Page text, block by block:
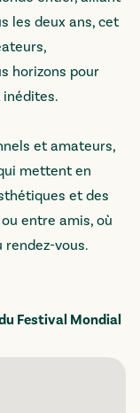
les deux ans, cet
horizons pour
et amateurs,
mettent en
et des
entre amis, où
vous.
Festival Mondial